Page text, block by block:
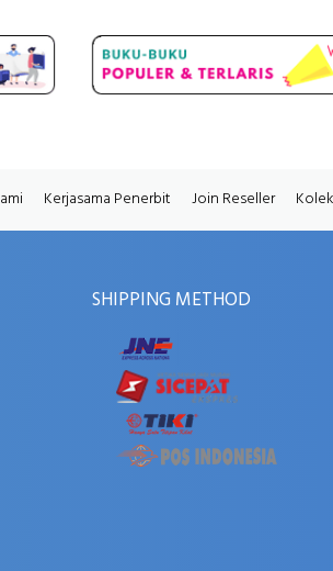
Kerjasama Penerbit Join Reseller
SHIPPING METHOD